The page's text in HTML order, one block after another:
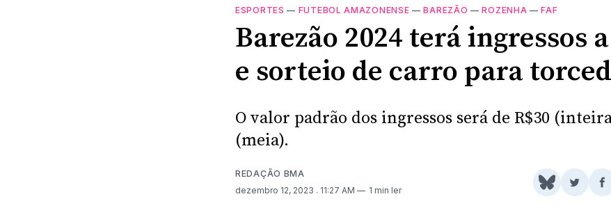
ESPORTES — FUTEBOL AMAZONENSE —BAREZÃO —ROZENHA —FAF
Barezão 2024 terá ingressos
e sorteio de carro para
O valor padrão dos ingressos será de R$30
(meia).
REDAÇÃO BMA
dezembro 12, 2023 . 11:27 AM 1 min ler
Share